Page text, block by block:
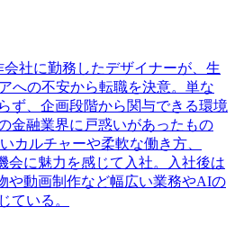
社に勤務したデザイナーが、生
への不安から転職を決意。単な
ず、企画段階から関与できる環境
金融業界に戸惑いがあったもの
カルチャーや柔軟な働き方、
会に魅力を感じて入社。入社後は
や動画制作など幅広い業務やAIの
ている。